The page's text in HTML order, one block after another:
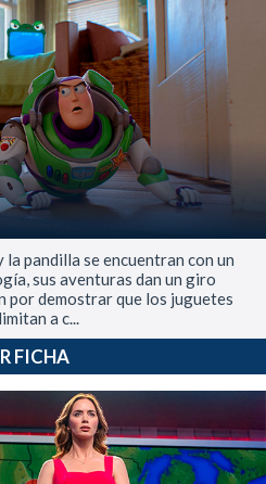
la pandilla se encuentran con un
sus aventuras dan un giro
por demostrar que los juguetes
a c...
FICHA